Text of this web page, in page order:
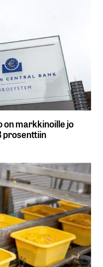
on markkinoille jo
prosenttiin